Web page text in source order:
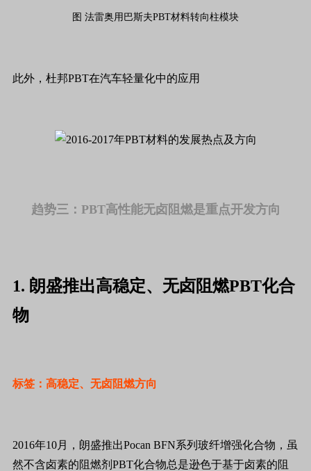
图 法雷奥用巴斯夫PBT材料转向柱模块
此外，杜邦PBT在汽车轻量化中的应用
趋势三：PBT高性能无卤阻燃是重点开发方向
1. 朗盛推出高稳定、无卤阻燃PBT化合
物
标签：高稳定、无卤阻燃方向
2016年10月，朗盛推出Pocan BFN系列玻纤增强化合物，虽
然不含卤素的阻燃剂PBT化合物总是逊色于基于卤素的阻